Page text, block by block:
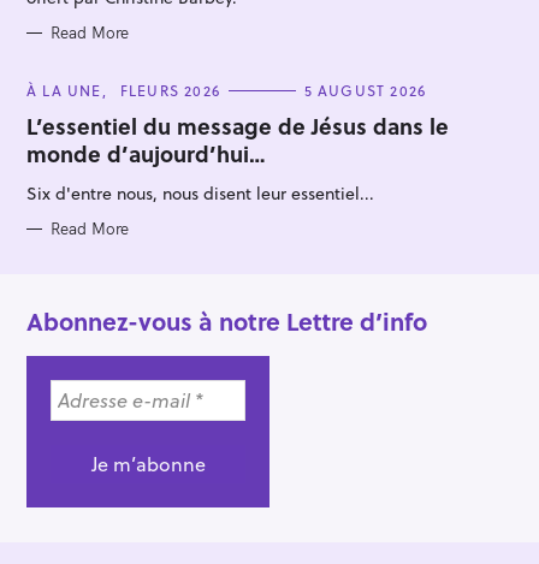
Read More
C
T
E
G
O
R
I
S
À LA UNE FLEURS 2026 5 AUGUST 2026
L’essentiel du message de Jésus dans le
monde d’aujourd’hui…
Six d'entre nous, nous disent leur essentiel...
Read More
Abonnez-vous à notre Lettre d’info